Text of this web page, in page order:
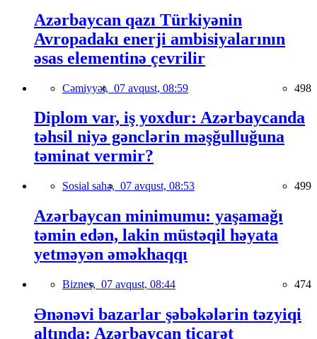
Azərbaycan qazı Türkiyənin
Avropadakı enerji ambisiyalarının
əsas elementinə çevrilir
Cəmiyyət, 07 avqust, 08:59 498
Diplom var, iş yoxdur: Azərbaycanda
təhsil niyə gənclərin məşğulluğuna
təminat vermir?
Sosial sahə, 07 avqust, 08:53 499
Azərbaycan minimumu: yaşamağı
təmin edən, lakin müstəqil həyata
yetməyən əməkhaqqı
Biznes, 07 avqust, 08:44 474
Ənənəvi bazarlar şəbəkələrin təzyiqi
altında: Azərbaycan ticarət